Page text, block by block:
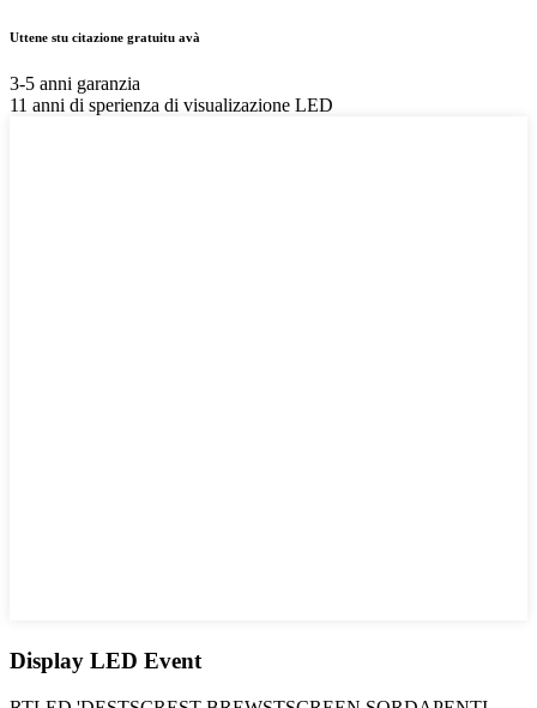
Uttene stu citazione gratuitu avà
3-5 anni garanzia
11 anni di sperienza di visualizazione LED
Display LED Event